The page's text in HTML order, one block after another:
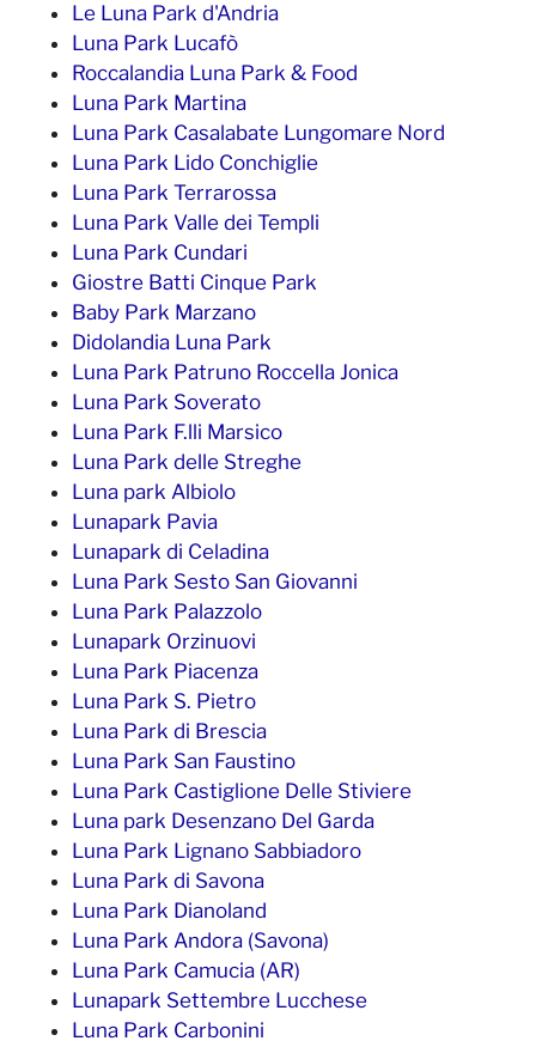
Le Luna Park d'Andria
Luna Park Lucafò
Roccalandia Luna Park & Food
Luna Park Martina
Luna Park Casalabate Lungomare Nord
Luna Park Lido Conchiglie
Luna Park Terrarossa
Luna Park Valle dei Templi
Luna Park Cundari
Giostre Batti Cinque Park
Baby Park Marzano
Didolandia Luna Park
Luna Park Patruno Roccella Jonica
Luna Park Soverato
Luna Park F.lli Marsico
Luna Park delle Streghe
Luna park Albiolo
Lunapark Pavia
Lunapark di Celadina
Luna Park Sesto San Giovanni
Luna Park Palazzolo
Lunapark Orzinuovi
Luna Park Piacenza
Luna Park S. Pietro
Luna Park di Brescia
Luna Park San Faustino
Luna Park Castiglione Delle Stiviere
Luna park Desenzano Del Garda
Luna Park Lignano Sabbiadoro
Luna Park di Savona
Luna Park Dianoland
Luna Park Andora (Savona)
Luna Park Camucia (AR)
Lunapark Settembre Lucchese
Luna Park Carbonini